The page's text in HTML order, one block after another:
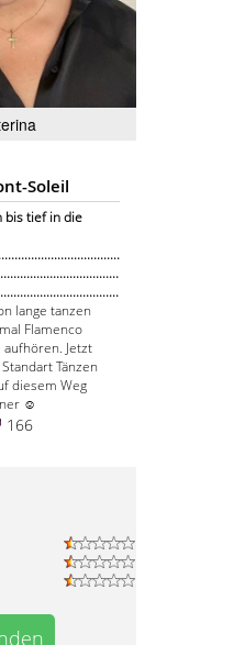
Soleil
bis tief in die
lange tanzen
Flamenco
Jetzt
Tänzen
diesem Weg
☺️
166